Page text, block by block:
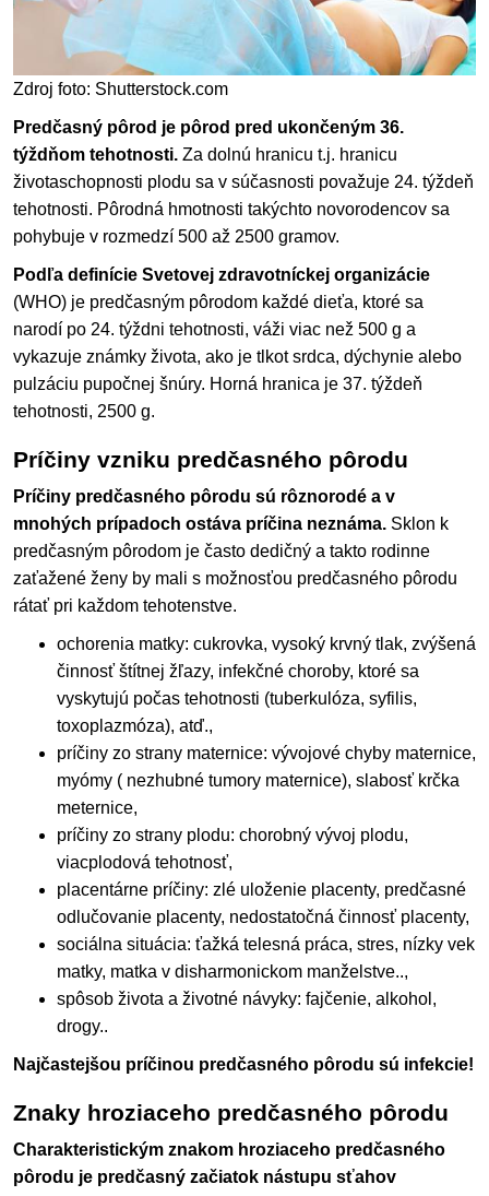
Zdroj foto: Shutterstock.com
Predčasný pôrod je pôrod pred ukončeným 36.
týždňom tehotnosti. Za dolnú hranicu t.j. hranicu
životaschopnosti plodu sa v súčasnosti považuje 24. týždeň
tehotnosti. Pôrodná hmotnosti takýchto novorodencov sa
pohybuje v rozmedzí 500 až 2500 gramov.
Podľa definície Svetovej zdravotníckej organizácie
(WHO) je predčasným pôrodom každé dieťa, ktoré sa
narodí po 24. týždni tehotnosti, váži viac než 500 g a
vykazuje známky života, ako je tlkot srdca, dýchynie alebo
pulzáciu pupočnej šnúry. Horná hranica je 37. týždeň
tehotnosti, 2500 g.
Príčiny vzniku predčasného pôrodu
Príčiny predčasného pôrodu sú rôznorodé a v
mnohých prípadoch ostáva príčina neznáma. Sklon k
predčasným pôrodom je často dedičný a takto rodinne
zaťažené ženy by mali s možnosťou predčasného pôrodu
rátať pri každom tehotenstve.
ochorenia matky: cukrovka, vysoký krvný tlak, zvýšená
činnosť štítnej žľazy, infekčné choroby, ktoré sa
vyskytujú počas tehotnosti (tuberkulóza, syfilis,
toxoplazmóza), atď.,
príčiny zo strany maternice: vývojové chyby maternice,
myómy ( nezhubné tumory maternice), slabosť krčka
meternice,
príčiny zo strany plodu: chorobný vývoj plodu,
viacplodová tehotnosť,
placentárne príčiny: zlé uloženie placenty, predčasné
odlučovanie placenty, nedostatočná činnosť placenty,
sociálna situácia: ťažká telesná práca, stres, nízky vek
matky, matka v disharmonickom manželstve..,
spôsob života a životné návyky: fajčenie, alkohol,
drogy..
Najčastejšou príčinou predčasného pôrodu sú infekcie!
Znaky hroziaceho predčasného pôrodu
Charakteristickým znakom hroziaceho predčasného
pôrodu je predčasný začiatok nástupu sťahov